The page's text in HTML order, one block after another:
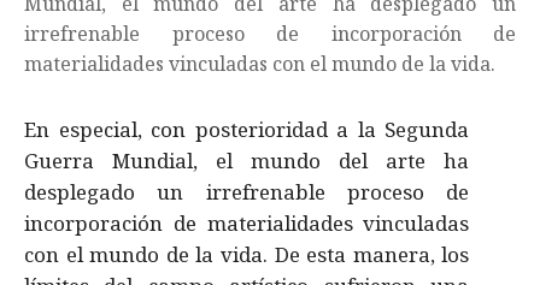
irrefrenable proceso de incorporación de
materialidades vinculadas con el mundo de la vida.
En especial, con posterioridad a la Segunda
Guerra Mundial, el mundo del arte ha
desplegado un irrefrenable proceso de
incorporación de materialidades vinculadas
con el mundo de la vida. De esta manera, los